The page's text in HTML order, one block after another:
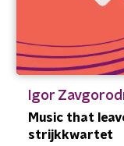
Igor
Music that
strijkkwartet